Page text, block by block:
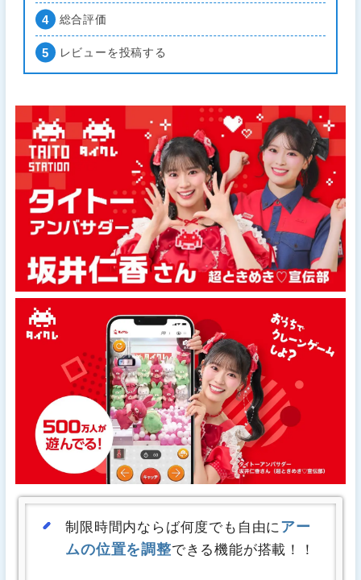
総合評価
レビューを投稿する
制限時間内ならば何度でも自由に アー
ムの位置を調整できる機能が搭載！！